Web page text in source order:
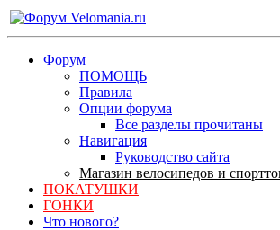
Форум
ПОМОЩЬ
Правила
Опции форума
Все разделы прочитаны
Навигация
Руководство сайта
Магазин велосипедов и
ПОКАТУШКИ
ГОНКИ
Что нового?